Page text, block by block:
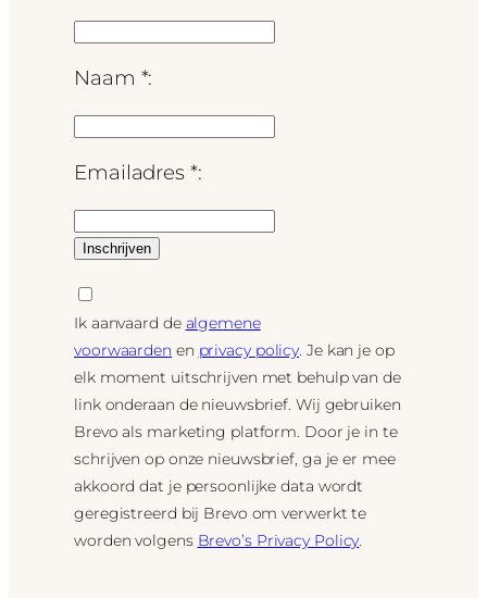
Naam *:
Emailadres *:
Ik aanvaard de algemene
voorwaarden en privacy policy. Je kan je op
elk moment uitschrijven met behulp van de
link onderaan de nieuwsbrief. Wij gebruiken
Brevo als marketing platform. Door je in te
schrijven op onze nieuwsbrief, ga je er mee
akkoord dat je persoonlijke data wordt
geregistreerd bij Brevo om verwerkt te
worden volgens Brevo’s Privacy Policy.